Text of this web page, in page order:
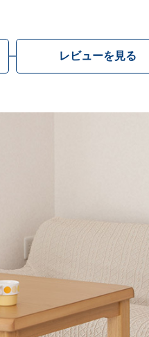
レビューを見る